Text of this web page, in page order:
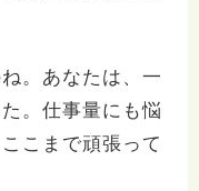
。あなたは、一
。仕事量にも悩
こまで頑張って